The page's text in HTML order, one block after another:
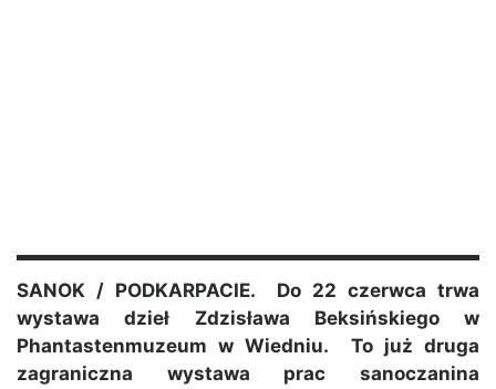
SANOK / PODKARPACIE. Do 22 czerwca trwa
wystawa dzieł Zdzisława Beksińskiego w
Phantastenmuzeum w Wiedniu. To już druga
zagraniczna wystawa prac sanoczanina